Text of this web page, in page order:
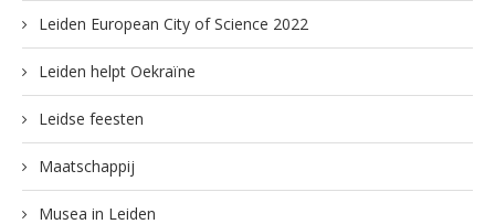
Leiden European City of Science 2022
Leiden helpt Oekraïne
Leidse feesten
Maatschappij
Musea in Leiden